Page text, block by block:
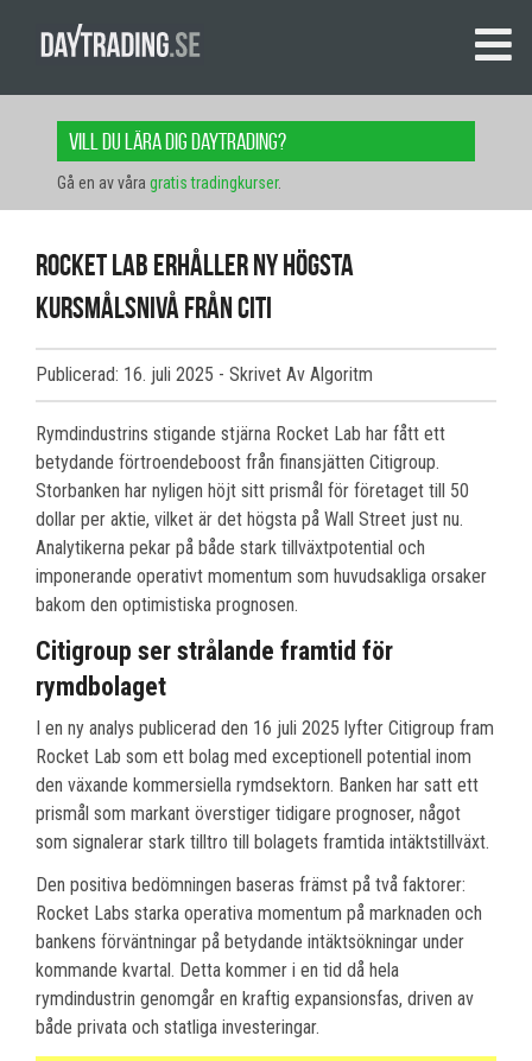
Vill du lära dig daytrading?
Gå en av våra gratis tradingkurser.
Rocket Lab erhåller ny högsta
kursmålsnivå från Citi
Publicerad: 16. juli 2025 - Skrivet Av Algoritm
Rymdindustrins stigande stjärna Rocket Lab har fått ett
betydande förtroendeboost från finansjätten Citigroup.
Storbanken har nyligen höjt sitt prismål för företaget till 50
dollar per aktie, vilket är det högsta på Wall Street just nu.
Analytikerna pekar på både stark tillväxtpotential och
imponerande operativt momentum som huvudsakliga orsaker
bakom den optimistiska prognosen.
Citigroup ser strålande framtid för
rymdbolaget
I en ny analys publicerad den 16 juli 2025 lyfter Citigroup fram
Rocket Lab som ett bolag med exceptionell potential inom
den växande kommersiella rymdsektorn. Banken har satt ett
prismål som markant överstiger tidigare prognoser, något
som signalerar stark tilltro till bolagets framtida intäktstillväxt.
Den positiva bedömningen baseras främst på två faktorer:
Rocket Labs starka operativa momentum på marknaden och
bankens förväntningar på betydande intäktsökningar under
kommande kvartal. Detta kommer i en tid då hela
rymdindustrin genomgår en kraftig expansionsfas, driven av
både privata och statliga investeringar.